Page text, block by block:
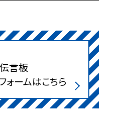
言板
ォームはこちら